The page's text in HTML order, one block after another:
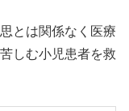
とは関係なく医療
しむ小児患者を救